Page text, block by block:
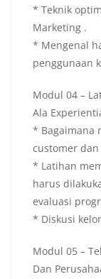
* Teknik
Marketing .
* Mengenal
penggunaan
Modul 04 –
Ala
* Bagaimana
customer
* Latihan
harus
evaluasi
* Diskusi
Modul 05 –
Dan